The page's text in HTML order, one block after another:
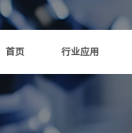
首页 行业应用